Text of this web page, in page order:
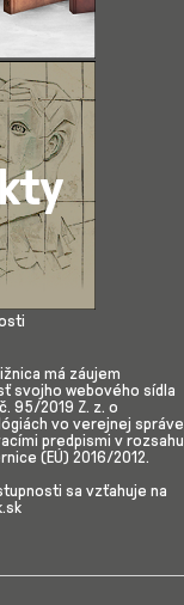
má záujem
svojho webového sídla
95/2019 Z. z. o
vo verejnej správe
predpismi v rozsahu
(EÚ) 2016/2012.
sa vzťahuje na